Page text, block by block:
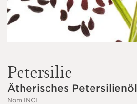
Petersilie
Ätherisches Petersilienöl
Nom INCI